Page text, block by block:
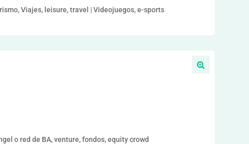
Viajes, leisure, travel | Videojuegos, e-sports
o red de BA, venture, fondos, equity crowd